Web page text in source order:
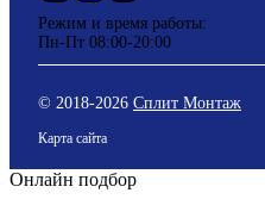
Режим и время работы:
Пн-Пт 08:00-20:00
© 2018-2026 Сплит Монтаж
Карта сайта
Онлайн подбор